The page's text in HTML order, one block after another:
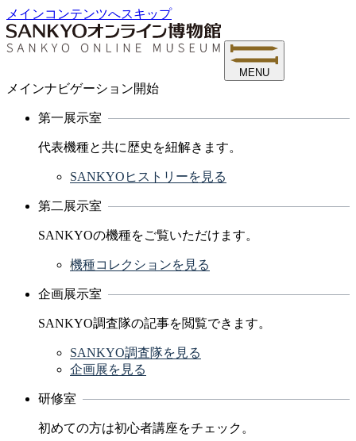
メインコンテンツへスキップ
MENU
メインナビゲーション開始
第一展示室
代表機種と共に歴史を紐解きます。
SANKYOヒストリーを見る
第二展示室
SANKYOの機種をご覧いただけます。
機種コレクションを見る
企画展示室
SANKYO調査隊の記事を閲覧できます。
SANKYO調査隊を見る
企画展を見る
研修室
初めての方は初心者講座をチェック。